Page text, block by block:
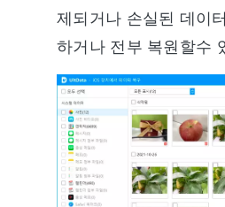
제되거나 손실된 데이
하거나 전부 복원할수